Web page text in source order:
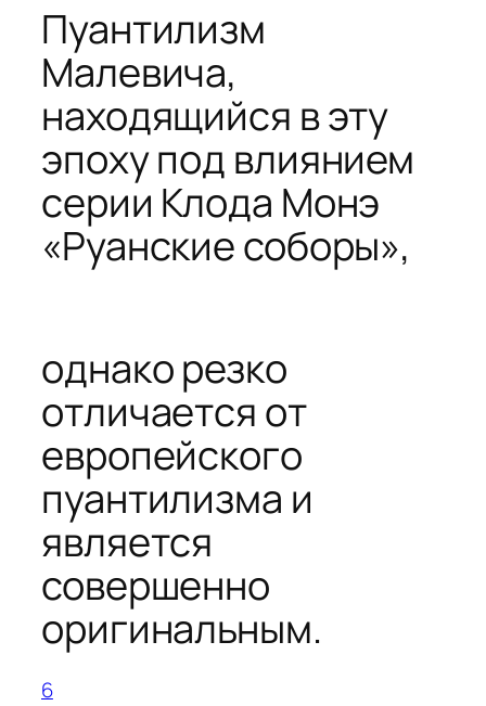
Пуантилизм
Малевича,
находящийся в эту
эпоху под влиянием
серии Клода Монэ
«Руанские соборы»,
однако резко
отличается от
европейского
пуантилизма и
является
совершенно
оригинальным.
6